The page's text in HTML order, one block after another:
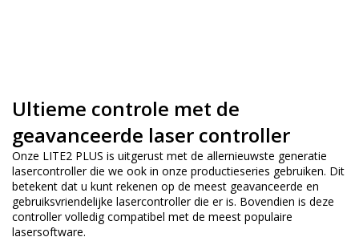
Ultieme controle met de
geavanceerde laser controller
Onze LITE2 PLUS is uitgerust met de allernieuwste generatie
lasercontroller die we ook in onze productieseries gebruiken. Dit
betekent dat u kunt rekenen op de meest geavanceerde en
gebruiksvriendelijke lasercontroller die er is. Bovendien is deze
controller volledig compatibel met de meest populaire
lasersoftware.